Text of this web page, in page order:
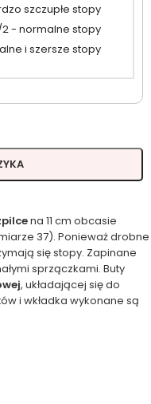
szczupłe stopy
2 - normalne stopy
i szersze stopy
na 11 cm obcasie
37). Ponieważ drobne
się stopy. Zapinane
sprzączkami. Buty
, układającej się do
i wkładka wykonane są